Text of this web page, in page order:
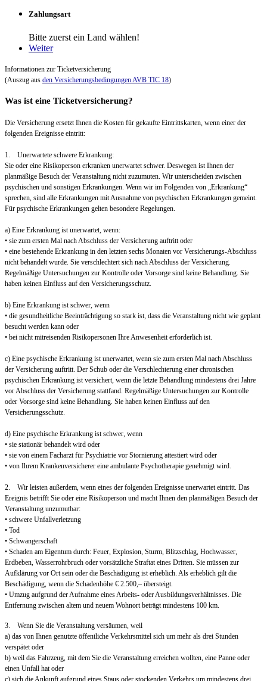
Zahlungsart
Bitte zuerst ein Land wählen!
Weiter
Informationen zur Ticketversicherung
(Auszug aus den Versicherungsbedingungen AVB TIC 18)
Was ist eine Ticketversicherung?
Die Versicherung ersetzt Ihnen die Kosten für gekaufte Eintrittskarten, wenn einer der
folgenden Ereignisse eintritt:
1. Unerwartete schwere Erkrankung:
Sie oder eine Risikoperson erkranken unerwartet schwer. Deswegen ist Ihnen der
planmäßige Besuch der Veranstaltung nicht zuzumuten. Wir unterscheiden zwischen
psychischen und sonstigen Erkrankungen. Wenn wir im Folgenden von „Erkrankung“
sprechen, sind alle Erkrankungen mit Ausnahme von psychischen Erkrankungen gemeint.
Für psychische Erkrankungen gelten besondere Regelungen.
a) Eine Erkrankung ist unerwartet, wenn:
• sie zum ersten Mal nach Abschluss der Versicherung auftritt oder
• eine bestehende Erkrankung in den letzten sechs Monaten vor Versicherungs-Abschluss
nicht behandelt wurde. Sie verschlechtert sich nach Abschluss der Versicherung.
Regelmäßige Untersuchungen zur Kontrolle oder Vorsorge sind keine Behandlung. Sie
haben keinen Einfluss auf den Versicherungsschutz.
b) Eine Erkrankung ist schwer, wenn
• die gesundheitliche Beeinträchtigung so stark ist, dass die Veranstaltung nicht wie geplant
besucht werden kann oder
• bei nicht mitreisenden Risikopersonen Ihre Anwesenheit erforderlich ist.
c) Eine psychische Erkrankung ist unerwartet, wenn sie zum ersten Mal nach Abschluss
der Versicherung auftritt. Der Schub oder die Verschlechterung einer chronischen
psychischen Erkrankung ist versichert, wenn die letzte Behandlung mindestens drei Jahre
vor Abschluss der Versicherung stattfand. Regelmäßige Untersuchungen zur Kontrolle
oder Vorsorge sind keine Behandlung. Sie haben keinen Einfluss auf den
Versicherungsschutz.
d) Eine psychische Erkrankung ist schwer, wenn
• sie stationär behandelt wird oder
• sie von einem Facharzt für Psychiatrie vor Stornierung attestiert wird oder
• von Ihrem Krankenversicherer eine ambulante Psychotherapie genehmigt wird.
2. Wir leisten außerdem, wenn eines der folgenden Ereignisse unerwartet eintritt. Das
Ereignis betrifft Sie oder eine Risikoperson und macht Ihnen den planmäßigen Besuch der
Veranstaltung unzumutbar:
• schwere Unfallverletzung
• Tod
• Schwangerschaft
• Schaden am Eigentum durch: Feuer, Explosion, Sturm, Blitzschlag, Hochwasser,
Erdbeben, Wasserrohrbruch oder vorsätzliche Straftat eines Dritten. Sie müssen zur
Aufklärung vor Ort sein oder die Beschädigung ist erheblich. Als erheblich gilt die
Beschädigung, wenn die Schadenhöhe € 2.500,– übersteigt.
• Umzug aufgrund der Aufnahme eines Arbeits- oder Ausbildungsverhältnisses. Die
Entfernung zwischen altem und neuem Wohnort beträgt mindestens 100 km.
3. Wenn Sie die Veranstaltung versäumen, weil
a) das von Ihnen genutzte öffentliche Verkehrsmittel sich um mehr als drei Stunden
verspätet oder
b) weil das Fahrzeug, mit dem Sie die Veranstaltung erreichen wollten, eine Panne oder
einen Unfall hat oder
c) sich die Ankunft aufgrund eines Staus oder stockenden Verkehrs um mindestens drei